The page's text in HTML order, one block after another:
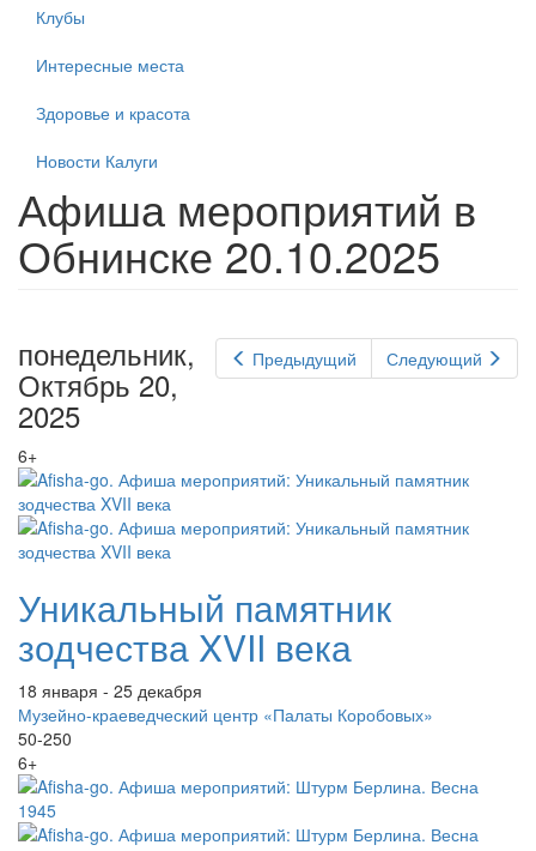
Клубы
Интересные места
Здоровье и красота
Новости Калуги
Афиша мероприятий в
Обнинске 20.10.2025
Предыдущий Следующий
понедельник,
Октябрь 20,
2025
6+
Уникальный памятник
зодчества XVII века
18 января - 25 декабря
Музейно-краеведческий центр «Палаты Коробовых»
50-250
6+